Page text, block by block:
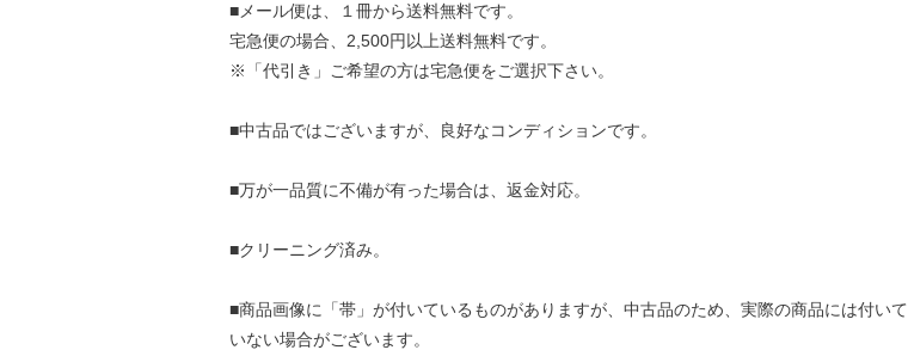
■メール便は、１冊から送料無料です。
宅急便の場合、2,500円以上送料無料です。
※「代引き」ご希望の方は宅急便をご選択下さい。
■中古品ではございますが、良好なコンディションです。
■万が一品質に不備が有った場合は、返金対応。
■クリーニング済み。
■商品画像に「帯」が付いているものがありますが、中古品のため、実際の商品には付いて
いない場合がございます。